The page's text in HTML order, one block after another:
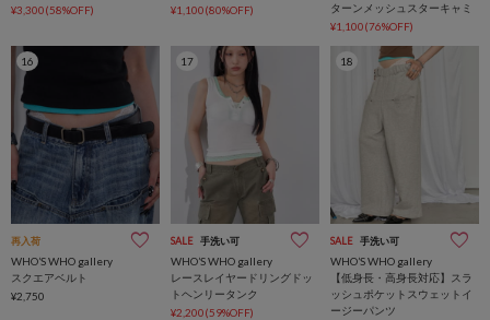
¥3,300(58%OFF)
¥1,100(80%OFF)
ターンメッシュスターキャミ
¥1,100(76%OFF)
16
再入荷
WHO’S WHO gallery
スクエアベルト
¥2,750
17
SALE 手洗い可
WHO’S WHO gallery
レースレイヤードリングドッ
トヘンリータンク
¥2,200(59%OFF)
18
SALE 手洗い可
WHO’S WHO gallery
【低身長・高身長対応】スラ
ッシュポケットスウェットイ
ージーパンツ